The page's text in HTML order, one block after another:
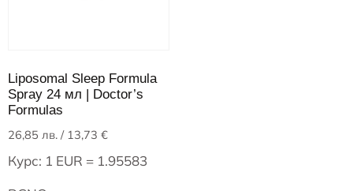
Liposomal Sleep Formula
Spray 24 мл | Doctor’s
Formulas
26,85 лв. / 13,73 €
Курс: 1 EUR = 1.95583